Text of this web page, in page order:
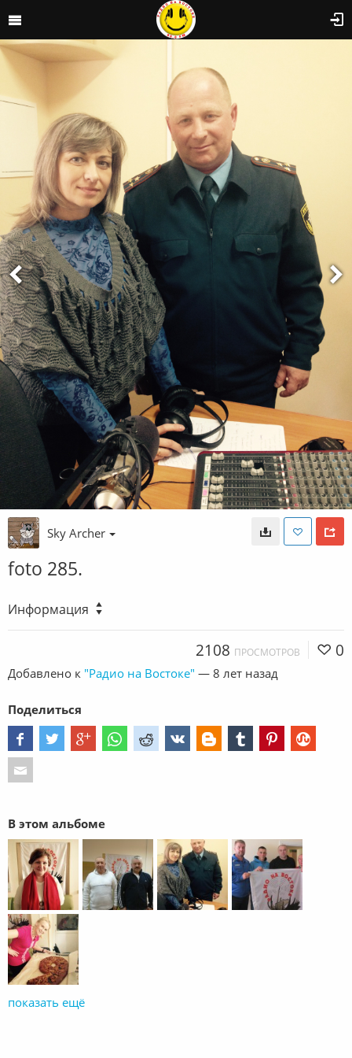
Sky Archer
foto 285.
Информация
2108 ПРОСМОТРОВ 0
Добавлено к "Радио на Востоке" — 8 лет назад
Поделиться
В этом альбоме
показать ещё